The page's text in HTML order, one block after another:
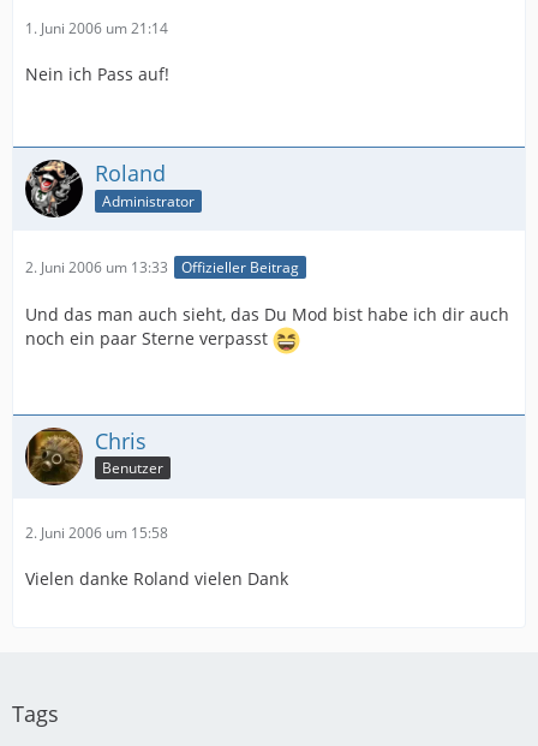
1. Juni 2006 um 21:14
Nein ich Pass auf!
Roland
Administrator
2. Juni 2006 um 13:33 Offizieller Beitrag
Und das man auch sieht, das Du Mod bist habe ich dir auch
noch ein paar Sterne verpasst
Chris
Benutzer
2. Juni 2006 um 15:58
Vielen danke Roland vielen Dank
Tags